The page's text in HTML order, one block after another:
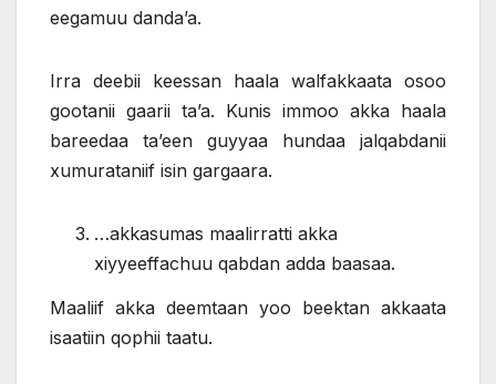
eegamuu danda’a.
Irra deebii keessan haala walfakkaata osoo
gootanii gaarii ta’a. Kunis immoo akka haala
bareedaa ta’een guyyaa hundaa jalqabdanii
xumurataniif isin gargaara.
…akkasumas maalirratti akka
xiyyeeffachuu qabdan adda baasaa.
Maaliif akka deemtaan yoo beektan akkaata
isaatiin qophii taatu.